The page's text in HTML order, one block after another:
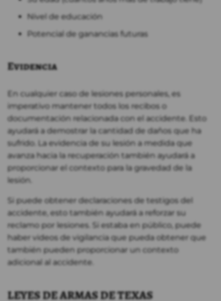
Nivel de educación
Potencial de ganancias futuras
Evidencia
En cualquier caso de lesiones personales, es
imperativo mantener todos los recibos o
documentación relacionada con el accidente. Esto
ayudará a demostrar la cantidad de daños que ha
sufrido. La evidencia de su lesión a medida que
avanza hacia la recuperación también ayudará a
proporcionar el contexto para la gravedad de la
lesión.
Si puede obtener declaraciones de testigos del
accidente, esto también ayudará a reforzar su
reclamo por lesiones. Si estaba en público, puede
haber videos de vigilancia que pueda obtener que
también pueden proporcionar un contexto
adicional al accidente.
LEYES DE ARMAS DE TEXAS